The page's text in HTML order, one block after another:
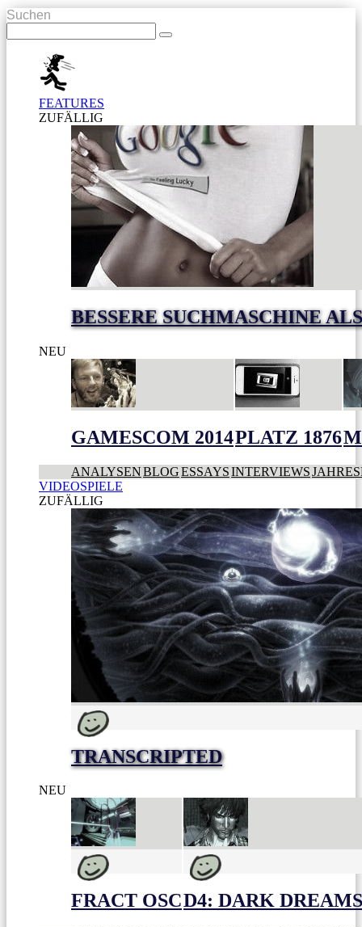
Suchen
FEATURES
ZUFÄLLIG
BESSERE SUCHMASCHINE
NEU
GAMESCOM 2014PLATZ 1876
ANALYSENBLOGESSAYSINTERVIEWS
VIDEOSPIELE
ZUFÄLLIG
TRANSCRIPTED
NEU
FRACT OSCD4: DARK